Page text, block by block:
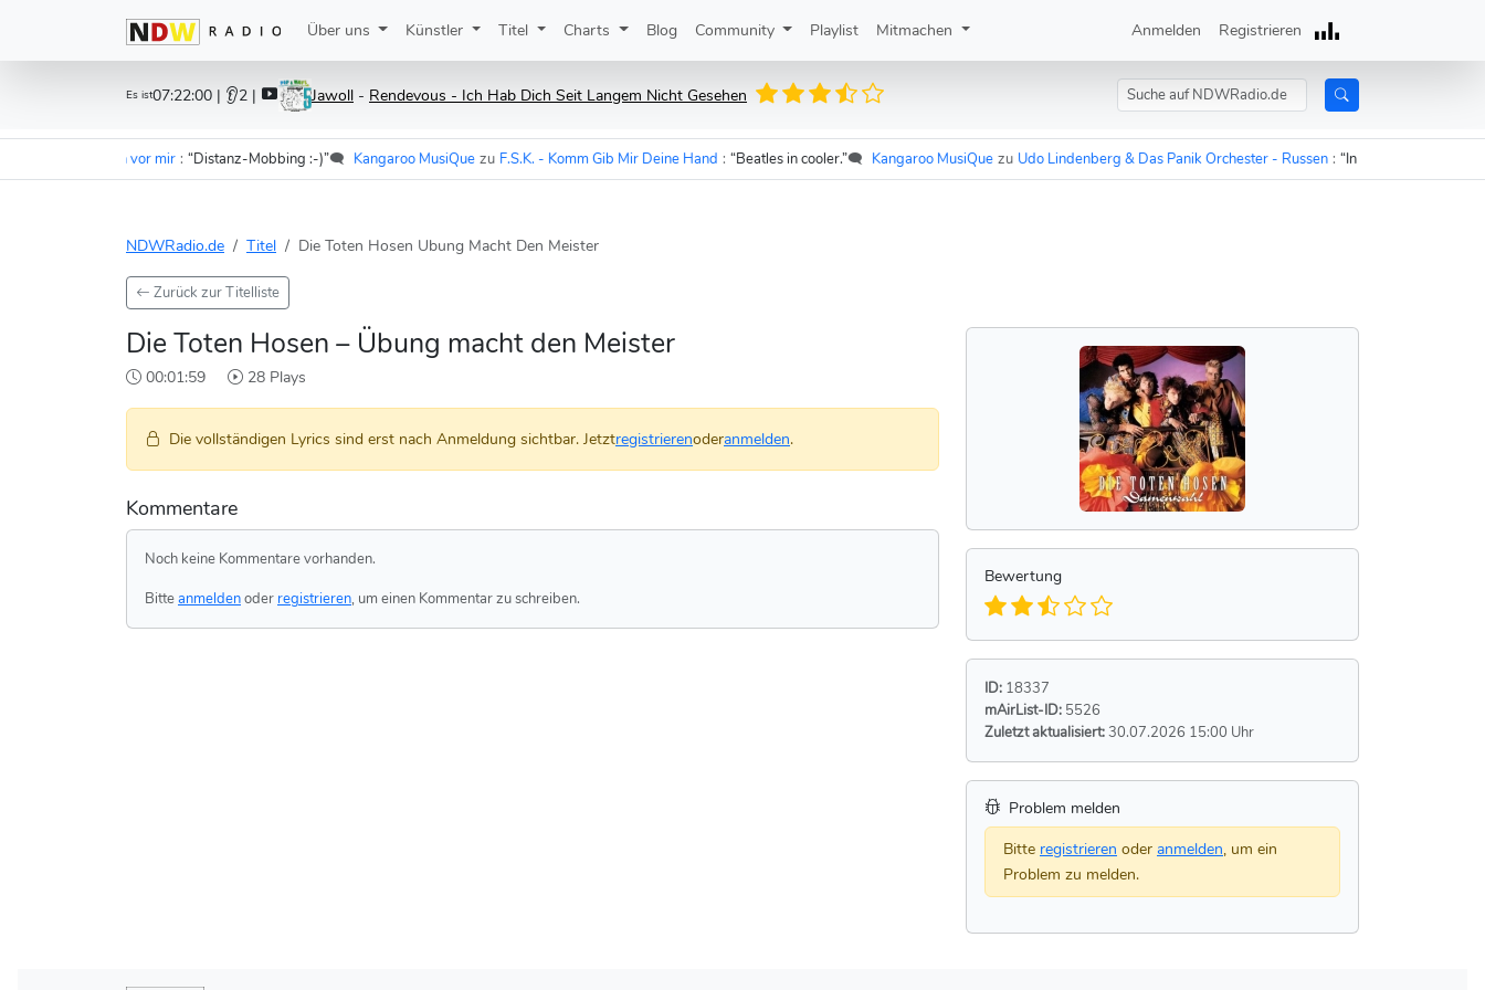
Über uns Künstler Titel Charts Blog Community Playlist Mitmachen Anmelden Registrieren
Es ist07:22:00 | 👂2 | Jawoll - Rendevous - Ich Hab Dich Seit Langem Nicht Gesehen
- Im Wagen vor mir : “Distanz-Mobbing :-)”🗨️ Kangaroo MusiQue zu F.S.K. - Komm Gib Mir Deine Hand : “Beatles in cooler.”🗨️ Kangaroo MusiQue zu Udo Lindenberg & Das Panik Orchester - Russen : “In 15 Minuten sind die
NDWRadio.de Titel Die Toten Hosen Ubung Macht Den Meister
Zurück zur Titelliste
Die Toten Hosen – Übung macht den Meister
00:01:59 28 Plays
Die vollständigen Lyrics sind erst nach Anmeldung sichtbar. Jetztregistrierenoderanmelden.
Kommentare
Noch keine Kommentare vorhanden.
Bitteanmeldenoder registrieren, um einen Kommentar zu schreiben.
Bewertung
ID: 18337
mAirList-ID: 5526
Zuletzt aktualisiert:30.07.2026 15:00 Uhr
Problem melden
Bitte registrieren oder anmelden, um ein
Problem zu melden.